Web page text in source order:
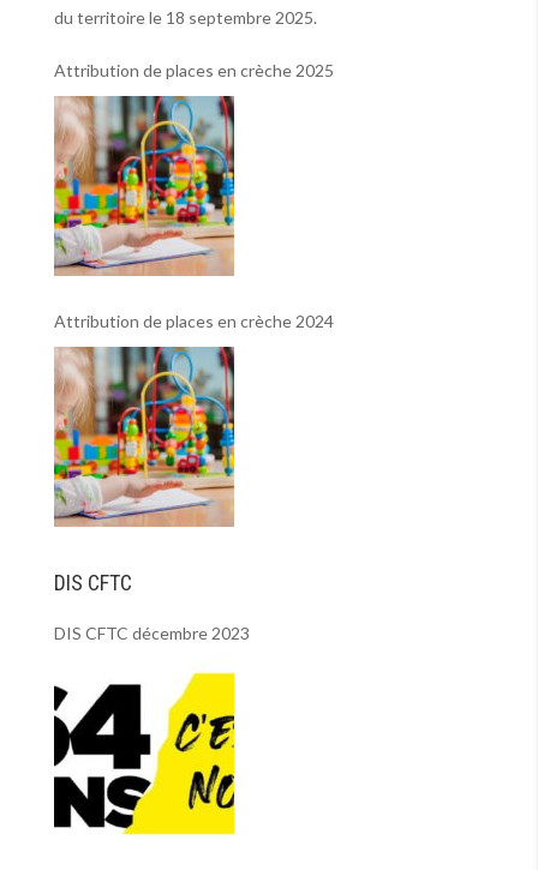
du territoire le 18 septembre 2025.
Attribution de places en crèche 2025
Attribution de places en crèche 2024
DIS CFTC
DIS CFTC décembre 2023